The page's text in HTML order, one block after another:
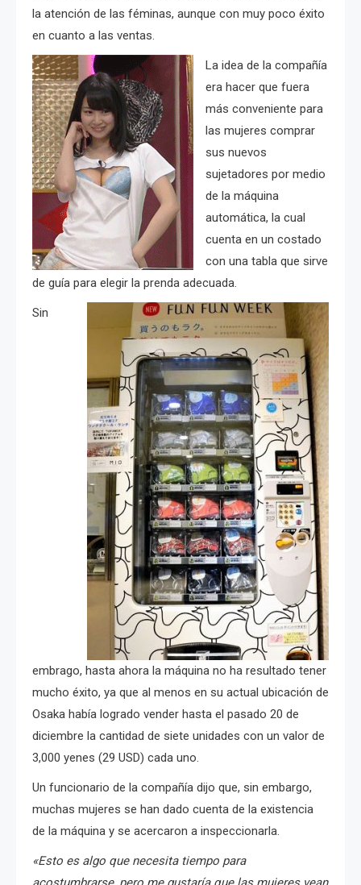
la atención de las féminas, aunque con muy poco éxito
en cuanto a las ventas.
La idea de la compañía
era hacer que fuera
más conveniente para
las mujeres comprar
sus nuevos
sujetadores por medio
de la máquina
automática, la cual
cuenta en un costado
con una tabla que sirve
de guía para elegir la prenda adecuada.
Sin
embrago, hasta ahora la máquina no ha resultado tener
mucho éxito, ya que al menos en su actual ubicación de
Osaka había logrado vender hasta el pasado 20 de
diciembre la cantidad de siete unidades con un valor de
3,000 yenes (29 USD) cada uno.
Un funcionario de la compañía dijo que, sin embargo,
muchas mujeres se han dado cuenta de la existencia
de la máquina y se acercaron a inspeccionarla.
«Esto es algo que necesita tiempo para